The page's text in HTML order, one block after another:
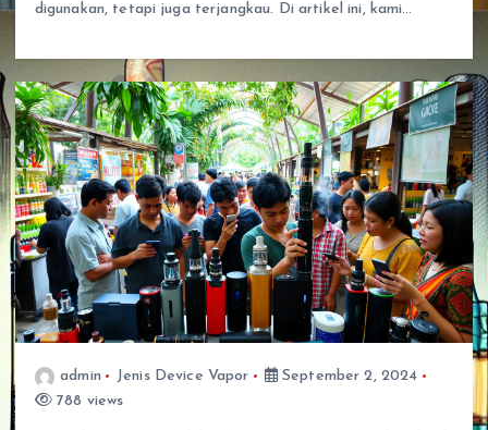
digunakan, tetapi juga terjangkau. Di artikel ini, kami…
admin Jenis Device Vapor
September 2, 2024
788 views